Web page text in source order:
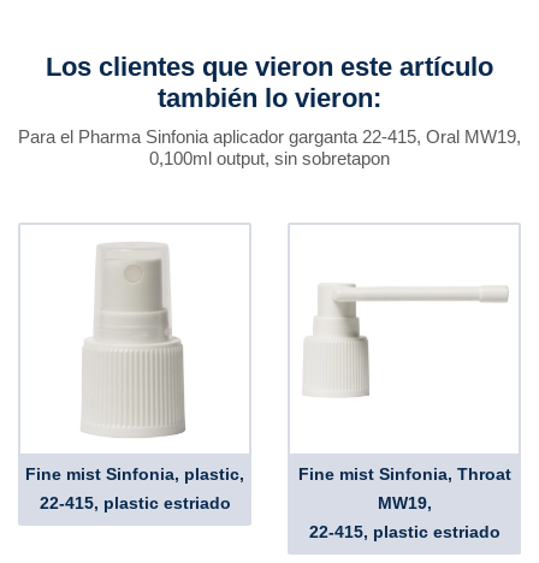
Los clientes que vieron este artículo
también lo vieron:
Para el Pharma Sinfonia aplicador garganta 22-415, Oral MW19,
0,100ml output, sin sobretapon
Fine mist Sinfonia, plastic,
22-415, plastic estriado
Fine mist Sinfonia, Throat
MW19,
22-415, plastic estriado